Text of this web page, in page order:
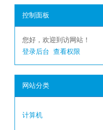
控制面板
您好，欢迎到访网站！
登录后台 查看权限
网站分类
计算机